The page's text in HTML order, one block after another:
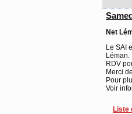
Net
Le SAI
Léman.
RDV
Merci
Pour
Voir
Liste